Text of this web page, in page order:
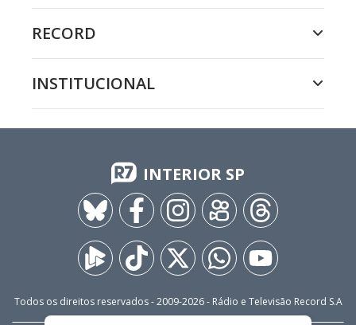
RECORD
INSTITUCIONAL
INTERIOR SP
Todos os direitos reservados - 2009-2026- Rádio e Televisão Record S.A